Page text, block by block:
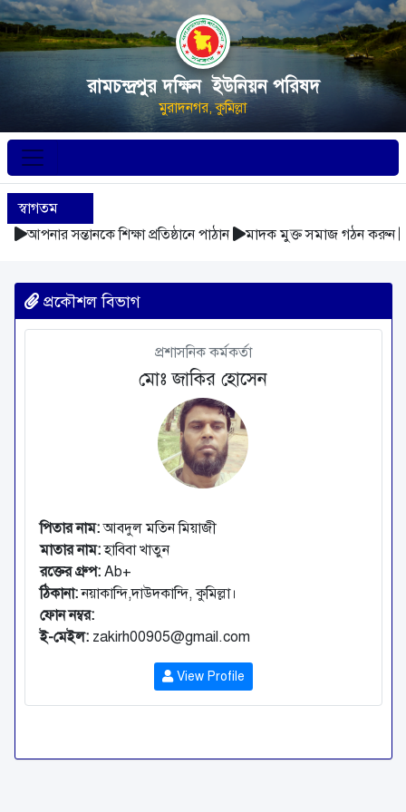
রামচন্দ্রপুর দক্ষিন ইউনিয়ন পরিষদ
মুরাদনগর, কুমিল্লা
স্বাগতম
আপনার সন্তানকে শিক্ষা প্রতিষ্ঠানে পাঠান
মাদক মুক্ত সমাজ গঠন করুন
প্রকৌশল বিভাগ
প্রশাসনিক কর্মকর্তা
মোঃ জাকির হোসেন
পিতার নাম:আবদুল মতিন মিয়াজী
মাতার নাম:হাবিবা খাতুন
রক্তের গ্রুপ:Ab+
ঠিকানা:নয়াকান্দি,দাউদকান্দি, কুমিল্লা।
ফোন নম্বর:
ই-মেইল:zakirh00905@gmail.com
View Profile